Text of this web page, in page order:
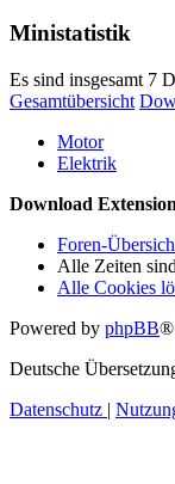
Ministatistik
Es sind insgesamt 7
Gesamtübersicht
Motor
Elektrik
Download
Foren-
Alle Zeiten sind
Alle Cookies
Powered by phpBB®
Deutsche
Datenschutz |